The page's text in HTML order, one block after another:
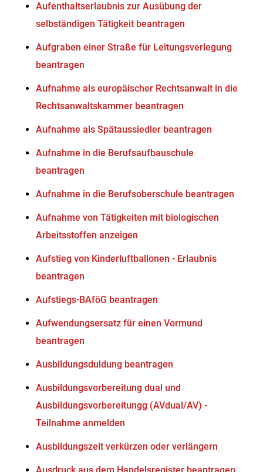
Aufenthaltserlaubnis zur Ausübung der
selbständigen Tätigkeit beantragen
Aufgraben einer Straße für Leitungsverlegung
beantragen
Aufnahme als europäischer Rechtsanwalt in die
Rechtsanwaltskammer beantragen
Aufnahme als Spätaussiedler beantragen
Aufnahme in die Berufsaufbauschule
beantragen
Aufnahme in die Berufsoberschule beantragen
Aufnahme von Tätigkeiten mit biologischen
Arbeitsstoffen anzeigen
Aufstieg von Kinderluftballonen - Erlaubnis
beantragen
Aufstiegs-BAföG beantragen
Aufwendungsersatz für einen Vormund
beantragen
Ausbildungsduldung beantragen
Ausbildungsvorbereitung dual und
Ausbildungsvorbereitungg (AVdual/AV) -
Teilnahme anmelden
Ausbildungszeit verkürzen oder verlängern